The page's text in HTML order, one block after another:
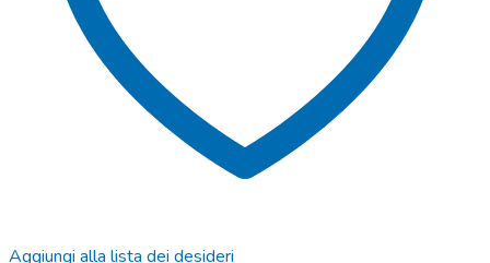
Aggiungi alla lista dei desideri